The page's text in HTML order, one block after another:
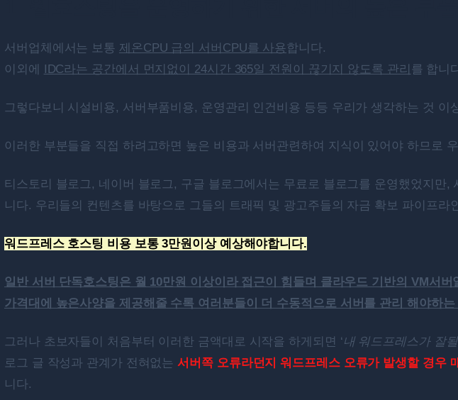
서버업체에서는 보통 제온CPU 급의 서버CPU를 사용합니다.
이외에
IDC라는 공간에서 먼지없이 24시간 365일 전원이 끊기지 않도록 관리 를 합니
그렇다보니 시설비용, 서버부품비용, 운영관리 인건비용 등등 우리가 생각하는 것 이
이러한 부분들을 직접 하려고하면 높은 비용과 서버관련하여 지식이 있어야 하므로
티스토리 블로그, 네이버 블로그, 구글 블로그에서는 무료로 블로그를 운영했었지
니다. 우리들의 컨텐츠를 바탕으로 그들의 트래픽 및 광고주들의 자금 확보 파이프라
워드프레스 호스팅 비용 보통 3만원이상 예상해야합니다.
일반 서버 단독호스팅은 월 10만원 이상이라 접근이 힘들며 클라우드 기반의 VM서
가격대에 높은사양을 제공해줄 수록 여러분들이 더 수동적으로 서버를 관리 해야하
그러나 초보자들이 처음부터 이러한 금액대로 시작을 하게되면 ‘내 워드프레스가 잘
로그 글 작성과 관계가 전혀없는서버쪽 오류라던지 워드프레스 오류가 발생할 경우
니다.